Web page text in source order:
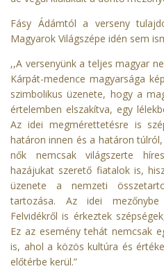
Fásy Ádámtól a verseny
Magyarok Világszépe idén sem
,,A versenyünk a teljes magyar
Kárpát-medence magyarsága
szimbolikus üzenete, hogy a
értelemben elszakítva, egy
Az idei megmérettetésre is
határon innen és a határon
nők nemcsak világszerte
hazájukat szerető fiatalok is,
üzenete a nemzeti
tartozása. Az idei
Felvidékről is érkeztek
Ez az esemény tehát nemcsak
is, ahol a közös kultúra és
előtérbe kerül.”